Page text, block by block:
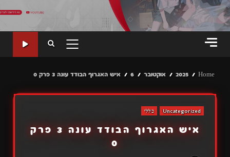
PRIMARY
Home
2025 אוקטובר 6 איש האגרוף הבודד עונה 3 פרק 0
Uncategorized כללי
איש האגרוף הבודד עונה 3 פרק
0